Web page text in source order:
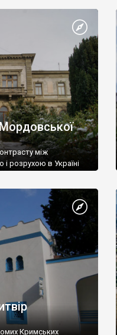
між
і розрухою в Україні
Кримських